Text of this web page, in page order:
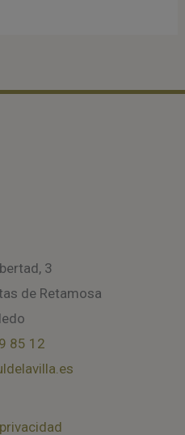
3
de Retamosa
85 12